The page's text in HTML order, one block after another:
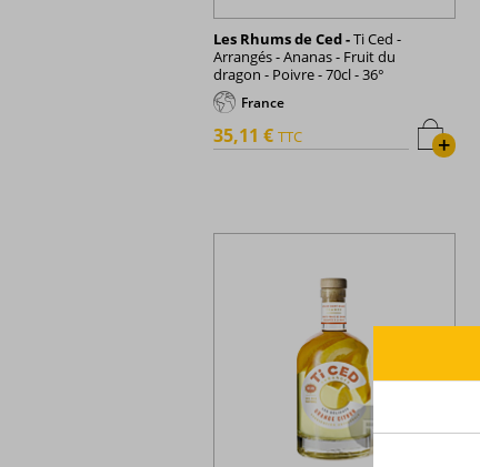
Les Rhums de Ced -Ti Ced -
Arrangés - Ananas - Fruit du
dragon - Poivre - 70cl - 36°
France
+
35,11 € TTC